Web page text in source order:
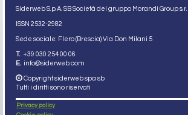
Siderweb S.p.A. SB Società del gruppo Morandi Group s.r.l.
ISSN 2532-2982
Sede sociale: Flero (Brescia) Via Don Milani 5
T. +39 030 254 00 06
E. info@siderweb.com
Copyright siderweb spa sb
Tutti i diritti sono riservati
Privacy policy